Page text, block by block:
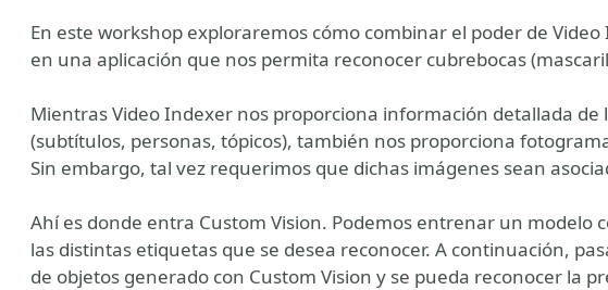
En este workshop exploraremos cómo combinar el poder de
en una aplicación que nos permita reconocer cubrebocas
Mientras Video Indexer nos proporciona información detallada de
(subtítulos, personas, tópicos), también nos proporciona
Sin embargo, tal vez requerimos que dichas imágenes sean
Ahí es donde entra Custom Vision. Podemos entrenar un modelo
las distintas etiquetas que se desea reconocer. A continuación,
de objetos generado con Custom Vision y se pueda reconocer la